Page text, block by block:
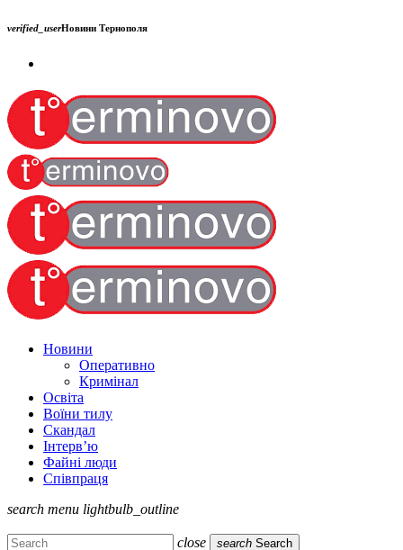
verified_userНовини Тернополя
Новини
Оперативно
Кримінал
Освіта
Воїни тилу
Скандал
Інтерв’ю
Файні люди
Співпраця
search menu lightbulb_outline
close search Search